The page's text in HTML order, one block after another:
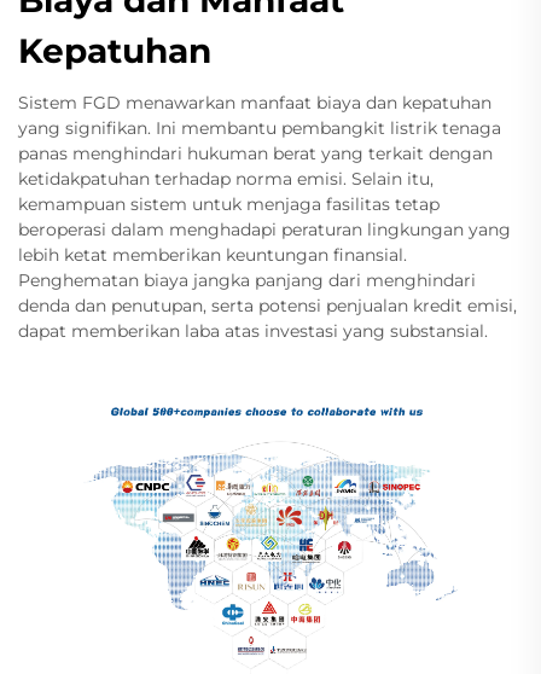
Kepatuhan
Sistem FGD menawarkan manfaat biaya dan kepatuhan
yang signifikan. Ini membantu pembangkit listrik tenaga
panas menghindari hukuman berat yang terkait dengan
ketidakpatuhan terhadap norma emisi. Selain itu,
kemampuan sistem untuk menjaga fasilitas tetap
beroperasi dalam menghadapi peraturan lingkungan yang
lebih ketat memberikan keuntungan finansial.
Penghematan biaya jangka panjang dari menghindari
denda dan penutupan, serta potensi penjualan kredit emisi,
dapat memberikan laba atas investasi yang substansial.